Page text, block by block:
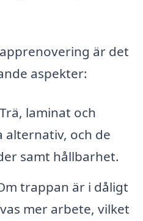
är det
aspekter:
laminat och
alternativ, och de
samt hållbarhet.
trappan är i dåligt
mer arbete, vilket